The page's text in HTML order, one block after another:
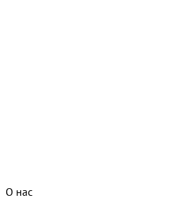
О нас